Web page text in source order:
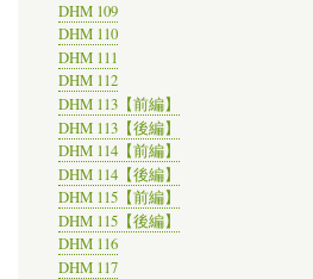
DHM 109
DHM 110
DHM 111
DHM 112
DHM 113【前編】
DHM 113【後編】
DHM 114【前編】
DHM 114【後編】
DHM 115【前編】
DHM 115【後編】
DHM 116
DHM 117